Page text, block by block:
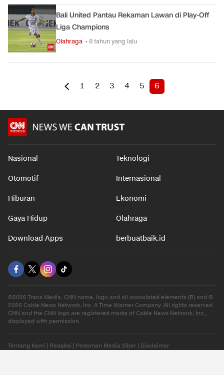
Bali United Pantau Rekaman Lawan di Play-Off
Liga Champions
Olahraga • 8 tahun yang lalu
1 2 3 4 5 6
Nasional Teknologi
Otomotif Internasional
Hiburan Ekonomi
Gaya Hidup Olahraga
Download Apps berbuatbaik.id
©2026 Trans Media, CNN name, logo and all associated elements (R) and ©
2026 Cable News Network, Inc. A Time Warner Company. All rights reserved.
CNN and the CNN logo are registered marks of Cable News Network, Inc.,
displayed with permission.
Tentang Kami Redaksi Pedoman Media Siber Disclaimer